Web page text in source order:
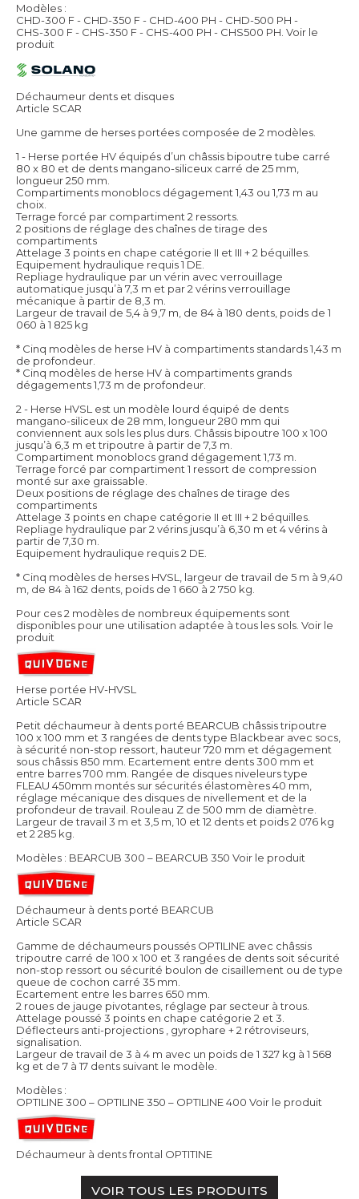
Modèles :
CHD-300 F - CHD-350 F - CHD-400 PH - CHD-500 PH -
CHS-300 F - CHS-350 F - CHS-400 PH - CHS500 PH. Voir le
produit
Déchaumeur dents et disques
Article SCAR
Une gamme de herses portées composée de 2 modèles.
1 - Herse portée HV équipés d’un châssis bipoutre tube carré
80 x 80 et de dents mangano-siliceux carré de 25 mm,
longueur 250 mm.
Compartiments monoblocs dégagement 1,43 ou 1,73 m au
choix.
Terrage forcé par compartiment 2 ressorts.
2 positions de réglage des chaînes de tirage des
compartiments
Attelage 3 points en chape catégorie II et III + 2 béquilles.
Equipement hydraulique requis 1 DE.
Repliage hydraulique par un vérin avec verrouillage
automatique jusqu’à 7,3 m et par 2 vérins verrouillage
mécanique à partir de 8,3 m.
Largeur de travail de 5,4 à 9,7 m, de 84 à 180 dents, poids de 1
060 à 1 825 kg
* Cinq modèles de herse HV à compartiments standards 1,43 m
de profondeur.
* Cinq modèles de herse HV à compartiments grands
dégagements 1,73 m de profondeur.
2 - Herse HVSL est un modèle lourd équipé de dents
mangano-siliceux de 28 mm, longueur 280 mm qui
conviennent aux sols les plus durs. Châssis bipoutre 100 x 100
jusqu’à 6,3 m et tripoutre à partir de 7,3 m.
Compartiment monoblocs grand dégagement 1,73 m.
Terrage forcé par compartiment 1 ressort de compression
monté sur axe graissable.
Deux positions de réglage des chaînes de tirage des
compartiments
Attelage 3 points en chape catégorie II et III + 2 béquilles.
Repliage hydraulique par 2 vérins jusqu’à 6,30 m et 4 vérins à
partir de 7,30 m.
Equipement hydraulique requis 2 DE.
* Cinq modèles de herses HVSL, largeur de travail de 5 m à 9,40
m, de 84 à 162 dents, poids de 1 660 à 2 750 kg.
Pour ces 2 modèles de nombreux équipements sont
disponibles pour une utilisation adaptée à tous les sols. Voir le
produit
Herse portée HV-HVSL
Article SCAR
Petit déchaumeur à dents porté BEARCUB châssis tripoutre
100 x 100 mm et 3 rangées de dents type Blackbear avec socs,
à sécurité non-stop ressort, hauteur 720 mm et dégagement
sous châssis 850 mm. Ecartement entre dents 300 mm et
entre barres 700 mm. Rangée de disques niveleurs type
FLEAU 450mm montés sur sécurités élastomères 40 mm,
réglage mécanique des disques de nivellement et de la
profondeur de travail. Rouleau Z de 500 mm de diamètre.
Largeur de travail 3 m et 3,5 m, 10 et 12 dents et poids 2 076 kg
et 2 285 kg.
Modèles : BEARCUB 300 – BEARCUB 350 Voir le produit
Déchaumeur à dents porté BEARCUB
Article SCAR
Gamme de déchaumeurs poussés OPTILINE avec châssis
tripoutre carré de 100 x 100 et 3 rangées de dents soit sécurité
non-stop ressort ou sécurité boulon de cisaillement ou de type
queue de cochon carré 35 mm.
Ecartement entre les barres 650 mm.
2 roues de jauge pivotantes, réglage par secteur à trous.
Attelage poussé 3 points en chape catégorie 2 et 3.
Déflecteurs anti-projections , gyrophare + 2 rétroviseurs,
signalisation.
Largeur de travail de 3 à 4 m avec un poids de 1 327 kg à 1 568
kg et de 7 à 17 dents suivant le modèle.
Modèles :
OPTILINE 300 – OPTILINE 350 – OPTILINE 400 Voir le produit
Déchaumeur à dents frontal OPTITINE
VOIR TOUS LES PRODUITS